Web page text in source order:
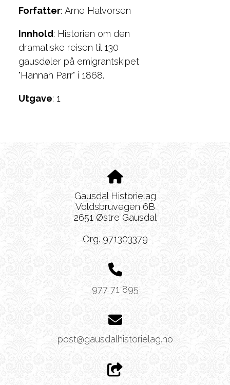
Forfatter: Arne Halvorsen
Innhold: Historien om den
dramatiske reisen til 130
gausdøler på emigrantskipet
"Hannah Parr" i 1868.
Utgave: 1
Gausdal Historielag
Voldsbruvegen 6B
2651 Østre Gausdal
Org. 971303379
977 71 895
post@gausdalhistorielag.no